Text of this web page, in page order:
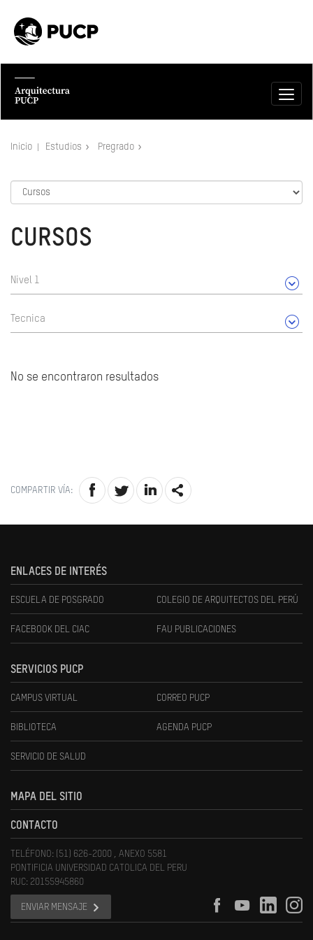
Inicio Estudios Pregrado
CURSOS
Nivel 1
Tecnica
No se encontraron resultados
COMPARTIR VÍA:
ENLACES DE INTERÉS
ESCUELA DE POSGRADO COLEGIO DE ARQUITECTOS DEL PERÚ
FACEBOOK DEL CIAC FAU PUBLICACIONES
SERVICIOS PUCP
CAMPUS VIRTUAL CORREO PUCP
BIBLIOTECA AGENDA PUCP
SERVICIO DE SALUD
MAPA DEL SITIO
CONTACTO
TELÉFONO: (51) 626-2000 , ANEXO 5581
PONTIFICIA UNIVERSIDAD CATOLICA DEL PERU
RUC: 20155945860
ENVIAR MENSAJE